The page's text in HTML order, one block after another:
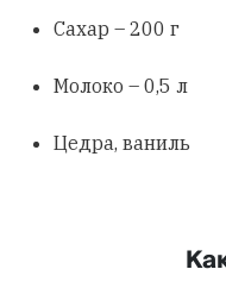
Сахар – 200 г
Молоко – 0,5 л
Цедра, ваниль